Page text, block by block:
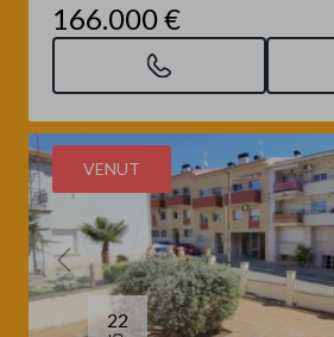
166.000 €
VENUT
22